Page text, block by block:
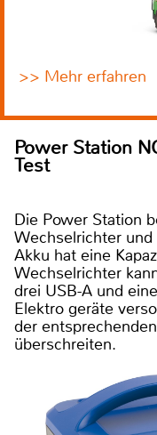
>> Mehr erfahren
Power Station
Test
Die Power Station
Wechselrichter
Akku hat eine
Wechselrichter
drei USB-A und
Elektro geräte
der
überschreiten.